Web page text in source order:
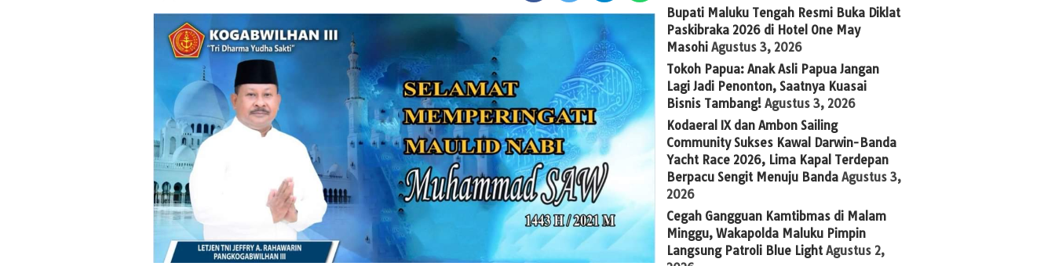
Bupati Maluku Tengah Resmi Buka Diklat
Paskibraka 2026 di Hotel One May
Masohi Agustus 3, 2026
Tokoh Papua: Anak Asli Papua Jangan
Lagi Jadi Penonton, Saatnya Kuasai
Bisnis Tambang! Agustus 3, 2026
Kodaeral IX dan Ambon Sailing
Community Sukses Kawal Darwin-Banda
Yacht Race 2026, Lima Kapal Terdepan
Berpacu Sengit Menuju Banda Agustus 3,
2026
Cegah Gangguan Kamtibmas di Malam
Minggu, Wakapolda Maluku Pimpin
Langsung Patroli Blue Light Agustus 2,